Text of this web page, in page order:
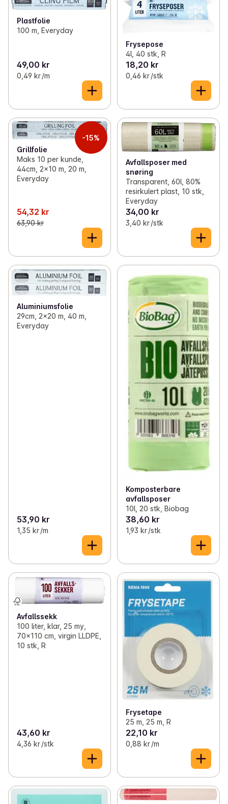
Plastfolie
100 m, Everyday
49,00 kr
0,49 kr /m
Frysepose
4l, 40 stk, R
18,20 kr
0,46 kr /stk
-15%
Grillfolie
Maks 10 per kunde,
44cm, 2x10 m, 20 m,
Everyday
54,32 kr
63,90 kr
Avfallsposer med
snøring
Transparent, 60l, 80%
resirkulert plast, 10 stk,
Everyday
34,00 kr
3,40 kr /stk
Aluminiumsfolie
29cm, 2x20 m, 40 m,
Everyday
53,90 kr
1,35 kr /m
Komposterbare
avfallsposer
10l, 20 stk, Biobag
38,60 kr
1,93 kr /stk
Avfallssekk
100 liter, klar, 25 my,
70x110 cm, virgin LLDPE,
10 stk, R
43,60 kr
4,36 kr /stk
Frysetape
25 m, 25 m, R
22,10 kr
0,88 kr /m